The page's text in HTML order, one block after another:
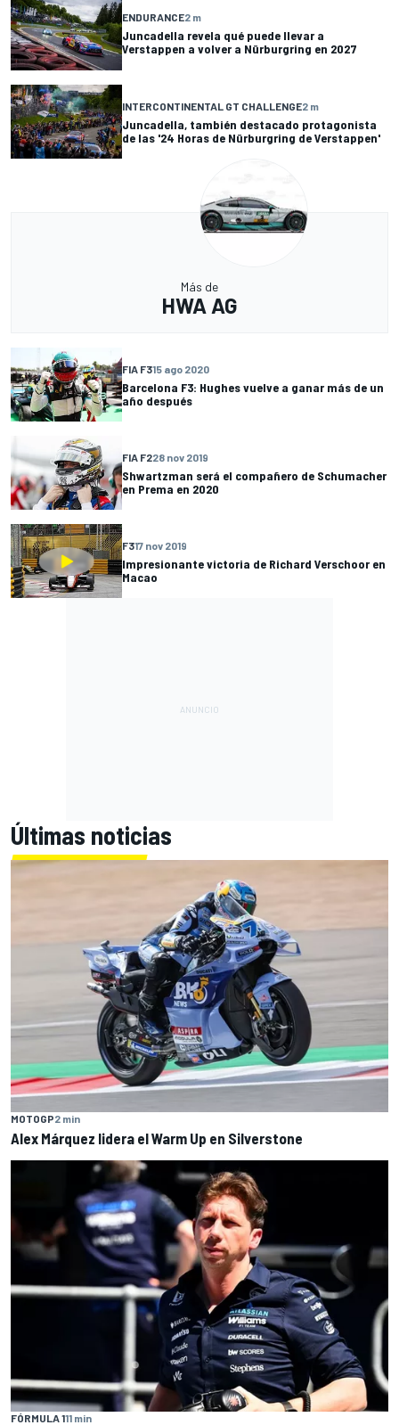
ENDURANCE2 m
Juncadella revela qué puede llevar a
Verstappen a volver a Nürburgring en 2027
INTERCONTINENTAL GT CHALLENGE2 m
Juncadella, también destacado protagonista
de las '24 Horas de Nürburgring de Verstappen'
Más de
HWA AG
FIA F315 ago 2020
Barcelona F3: Hughes vuelve a ganar más de un
año después
FIA F228 nov 2019
Shwartzman será el compañero de Schumacher
en Prema en 2020
F317 nov 2019
Impresionante victoria de Richard Verschoor en
Macao
Últimas noticias
MOTOGP2 min
Alex Márquez lidera el Warm Up en Silverstone
FÓRMULA 111 min